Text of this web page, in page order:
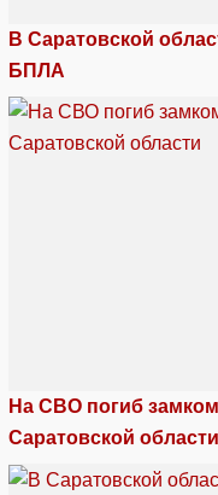
В Саратовской
БПЛА
На СВО погиб
Саратовской области